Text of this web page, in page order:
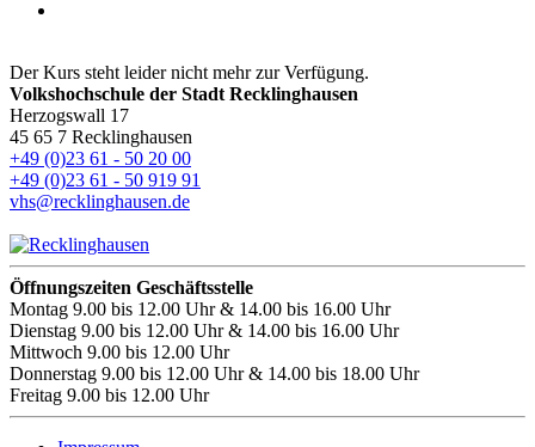
Der Kurs steht leider nicht mehr zur Verfügung.
Volkshochschule der Stadt Recklinghausen
Herzogswall 17
45 65 7 Recklinghausen
+49 (0)23 61 - 50 20 00
+49 (0)23 61 - 50 919 91
vhs@recklinghausen.de
Öffnungszeiten Geschäftsstelle
Montag 9.00 bis 12.00 Uhr & 14.00 bis 16.00 Uhr
Dienstag 9.00 bis 12.00 Uhr & 14.00 bis 16.00 Uhr
Mittwoch 9.00 bis 12.00 Uhr
Donnerstag 9.00 bis 12.00 Uhr & 14.00 bis 18.00 Uhr
Freitag 9.00 bis 12.00 Uhr